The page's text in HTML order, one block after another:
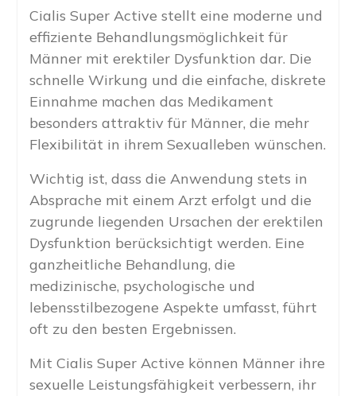
Cialis Super Active stellt eine moderne und
effiziente Behandlungsmöglichkeit für
Männer mit erektiler Dysfunktion dar. Die
schnelle Wirkung und die einfache, diskrete
Einnahme machen das Medikament
besonders attraktiv für Männer, die mehr
Flexibilität in ihrem Sexualleben wünschen.
Wichtig ist, dass die Anwendung stets in
Absprache mit einem Arzt erfolgt und die
zugrunde liegenden Ursachen der erektilen
Dysfunktion berücksichtigt werden. Eine
ganzheitliche Behandlung, die
medizinische, psychologische und
lebensstilbezogene Aspekte umfasst, führt
oft zu den besten Ergebnissen.
Mit Cialis Super Active können Männer ihre
sexuelle Leistungsfähigkeit verbessern, ihr